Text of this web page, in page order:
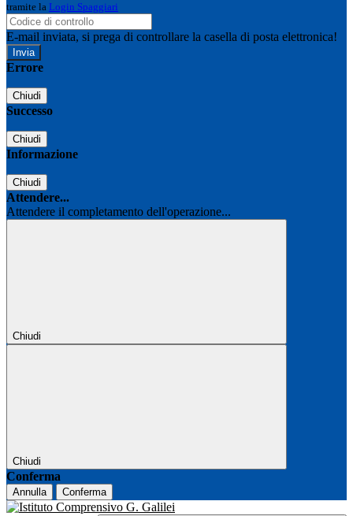
tramite la Login Spaggiari
E-mail inviata, si prega di controllare la casella di posta elettronica!
Errore
Chiudi
Successo
Chiudi
Informazione
Chiudi
Attendere...
Attendere il completamento dell'operazione...
Chiudi
Chiudi
Conferma
Annulla Conferma